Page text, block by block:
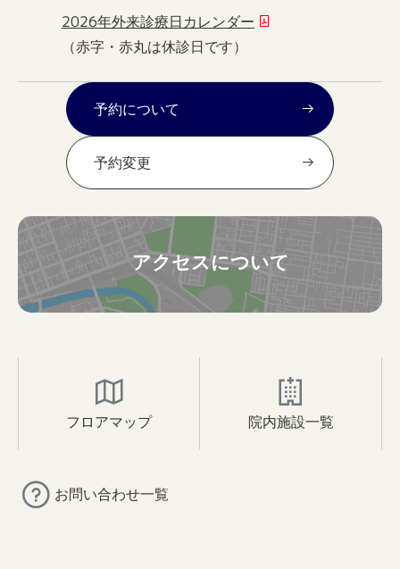
2026年外来診療日カレンダー
（赤字・赤丸は休診日です）
予約について
予約変更
アクセスについて
フロアマップ 院内施設一覧
お問い合わせ一覧